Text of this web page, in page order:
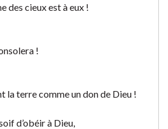
des cieux est à eux !
!
la terre comme un don de Dieu !
d’obéir à Dieu,